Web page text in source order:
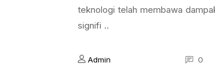
teknologi telah membawa
signifi ..
Admin 0